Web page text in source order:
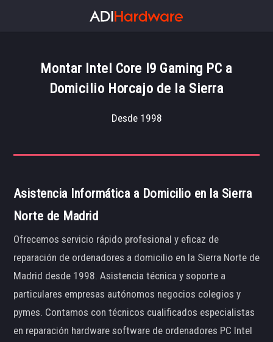
Montar Intel Core I9 Gaming PC a
Domicilio Horcajo de la Sierra
Desde 1998
Asistencia Informática a Domicilio en la Sierra
Norte de Madrid
Ofrecemos servicio rápido profesional y eficaz de
reparación de ordenadores a domicilio en la Sierra Norte de
Madrid desde 1998. Asistencia técnica y soporte a
particulares empresas autónomos negocios colegios y
pymes. Contamos con técnicos cualificados especialistas
en reparación hardware software de ordenadores PC Intel